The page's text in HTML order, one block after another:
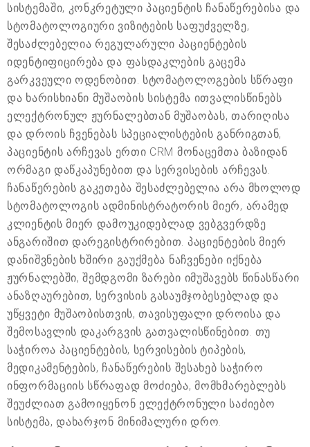
სისტემაში, კონკრეტული პაციენტის ჩანაწერებისა და
სტომატოლოგიური ვიზიტების საფუძველზე,
შესაძლებელია რეგულარული პაციენტების
იდენტიფიცირება და ფასდაკლების გაცემა
გარკვეული ოდენობით. სტომატოლოგების სწრაფი
და ხარისხიანი მუშაობის სისტემა ითვალისწინებს
ელექტრონულ ჟურნალებთან მუშაობას, თარიღისა
და დროის ჩვენებას სპეციალისტების განრიგთან,
პაციენტის არჩევას ერთი CRM მონაცემთა ბაზიდან
ორმაგი დაწკაპუნებით და სერვისების არჩევას.
ჩანაწერების გაკეთება შესაძლებელია არა მხოლოდ
სტომატოლოგის ადმინისტრატორის მიერ, არამედ
კლიენტის მიერ დამოუკიდებლად ვებგვერდზე
ანგარიშით დარეგისტრირებით. პაციენტების მიერ
დანიშვნების ხშირი გაუქმება ნაჩვენები იქნება
ჟურნალებში, შემდგომი ზარები იმუშავებს წინასწარი
ანაზღაურებით, სერვისის გასაუმჯობესებლად და
უწყვეტი მუშაობისთვის, თავისუფალი დროისა და
შემოსავლის დაკარგვის გათვალისწინებით. თუ
საჭიროა პაციენტების, სერვისების ტიპების,
მედიკამენტების, ჩანაწერების შესახებ საჭირო
ინფორმაციის სწრაფად მოძიება, მომხმარებლებს
შეუძლიათ გამოიყენონ ელექტრონული საძიებო
სისტემა, დახარჯონ მინიმალური დრო.